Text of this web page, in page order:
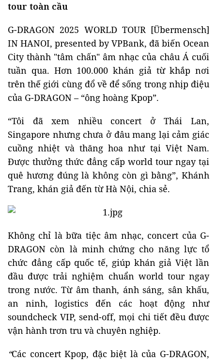
tour toàn cầu
G-DRAGON 2025 WORLD TOUR [Übermensch]
IN HANOI, presented by VPBank, đã biến Ocean
City thành "tâm chấn" âm nhạc của châu Á cuối
tuần qua. Hơn 100.000 khán giả từ khắp nơi
trên thế giới cùng đổ về để sống trong nhịp điệu
của G-DRAGON – “ông hoàng Kpop”.
“Tôi đã xem nhiều concert ở Thái Lan,
Singapore nhưng chưa ở đâu mang lại cảm giác
cuồng nhiệt và thăng hoa như tại Việt Nam.
Được thưởng thức đẳng cấp world tour ngay tại
quê hương đúng là không còn gì bằng”, Khánh
Trang, khán giả đến từ Hà Nội, chia sẻ.
Không chỉ là bữa tiệc âm nhạc, concert của G-
DRAGON còn là minh chứng cho năng lực tổ
chức đẳng cấp quốc tế, giúp khán giả Việt lần
đầu được trải nghiệm chuẩn world tour ngay
trong nước. Từ âm thanh, ánh sáng, sân khấu,
an ninh, logistics đến các hoạt động như
soundcheck VIP, send-off, mọi chi tiết đều được
vận hành trơn tru và chuyên nghiệp.
“Các concert Kpop, đặc biệt là của G-DRAGON,